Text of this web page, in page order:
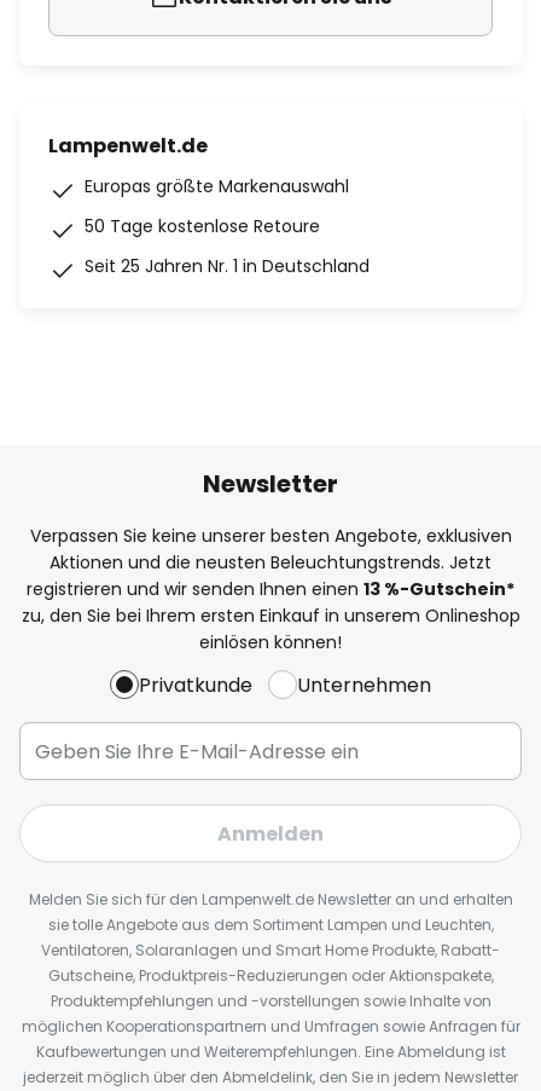
Lampenwelt.de
Europas größte Markenauswahl
50 Tage kostenlose Retoure
Seit 25 Jahren Nr. 1 in Deutschland
Newsletter
Verpassen Sie keine unserer besten Angebote, exklusiven
Aktionen und die neusten Beleuchtungstrends. Jetzt
registrieren und wir senden Ihnen einen 13 %-Gutschein*
zu, den Sie bei Ihrem ersten Einkauf in unserem Onlineshop
einlösen können!
Privatkunde Unternehmen
Anmelden
Melden Sie sich für den Lampenwelt.de Newsletter an und erhalten
sie tolle Angebote aus dem Sortiment Lampen und Leuchten,
Ventilatoren, Solaranlagen und Smart Home Produkte, Rabatt-
Gutscheine, Produktpreis-Reduzierungen oder Aktionspakete,
Produktempfehlungen und -vorstellungen sowie Inhalte von
möglichen Kooperationspartnern und Umfragen sowie Anfragen für
Kaufbewertungen und Weiterempfehlungen. Eine Abmeldung ist
jederzeit möglich über den Abmeldelink, den Sie in jedem Newsletter